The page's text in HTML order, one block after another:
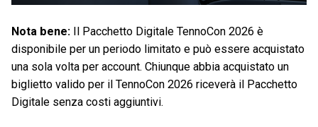
Nota bene: Il Pacchetto Digitale TennoCon 2026 è
disponibile per un periodo limitato e può essere acquistato
una sola volta per account. Chiunque abbia acquistato un
biglietto valido per il TennoCon 2026 riceverà il Pacchetto
Digitale senza costi aggiuntivi.